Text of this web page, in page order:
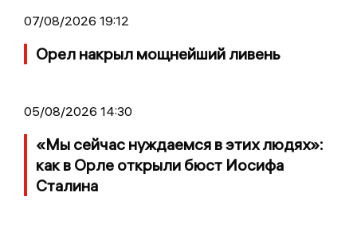
07/08/2026 19:12
Орел накрыл мощнейший ливень
05/08/2026 14:30
«Мы сейчас нуждаемся в этих людях»:
как в Орле открыли бюст Иосифа
Сталина